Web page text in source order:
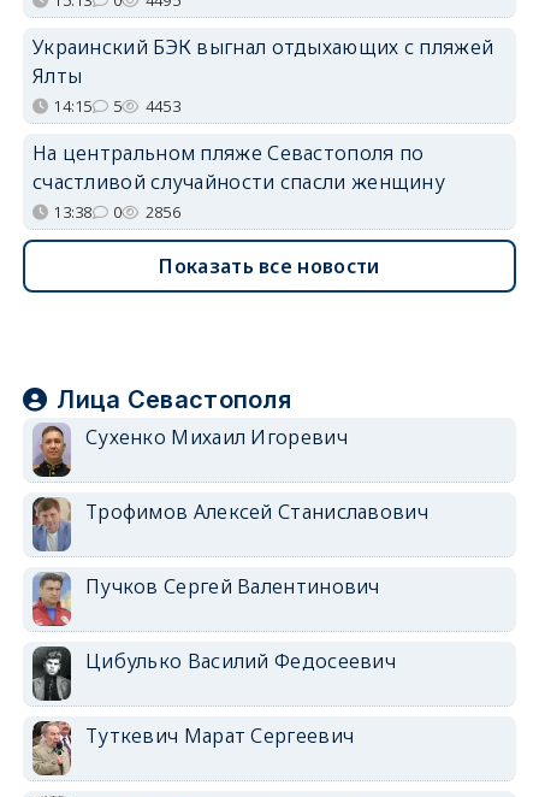
Украинский БЭК выгнал отдыхающих с пляжей
Ялты
14:15 5 4453
На центральном пляже Севастополя по
счастливой случайности спасли женщину
13:38 0 2856
Показать все новости
Лица Севастополя
Сухенко Михаил Игоревич
Трофимов Алексей Станиславович
Пучков Сергей Валентинович
Цибулько Василий Федосеевич
Туткевич Марат Сергеевич